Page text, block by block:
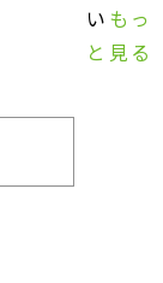
い もっ
と見る